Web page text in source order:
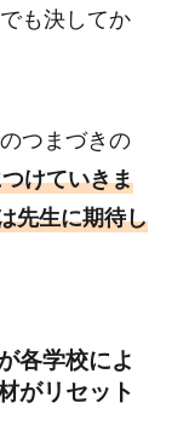
も決してか
つまづきの
けていきま
先生に期待し
各学校によ
がリセット